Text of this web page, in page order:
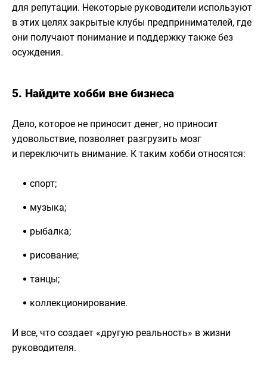
для репутации. Некоторые руководители используют
в этих целях закрытые клубы предпринимателей, где
они получают понимание и поддержку также без
осуждения.
5. Найдите хобби вне бизнеса
Дело, которое не приносит денег, но приносит
удовольствие, позволяет разгрузить мозг
и переключить внимание. К таким хобби относятся:
спорт;
музыка;
рыбалка;
рисование;
танцы;
коллекционирование.
И все, что создает «другую реальность» в жизни
руководителя.